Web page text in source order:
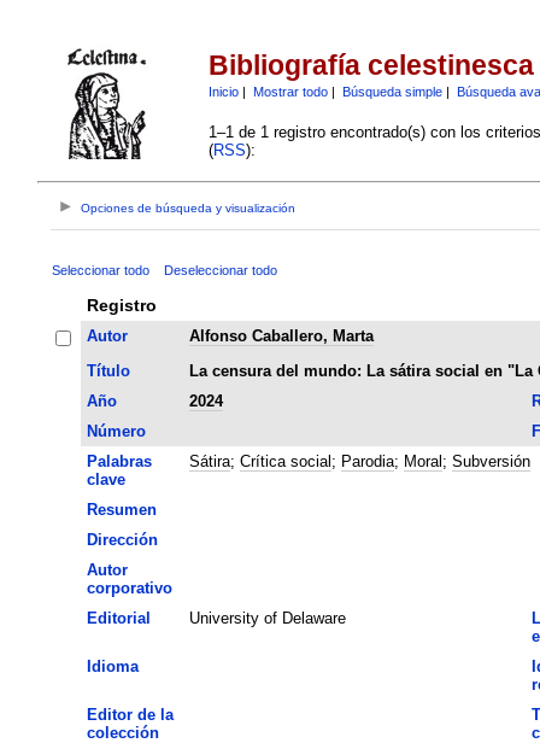
Bibliografía celestinesca
Inicio| Mostrar todo| Búsqueda simple| Búsqueda
1–1 de 1 registro encontrado(s) con los
(RSS):
Opciones de búsqueda y visualización
Seleccionar todo Deseleccionar todo
Registro
Autor
Alfonso Caballero, Marta
Título
La censura del mundo: La sátira social en "La
Año
2024
Número
Palabras
clave
Sátira; Crítica social ; Parodia; Moral ; Subversión
Resumen
Dirección
Autor
corporativo
Editorial
University of Delaware
Idioma
Editor de la
colección